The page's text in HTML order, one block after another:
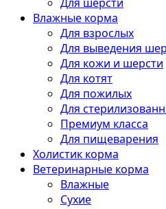
Влажные корма
Для взрослых
Для выведения
Для кожи и шерсти
Для котят
Для пожилых
Для
Премиум класса
Для пищеварения
Холистик корма
Ветеринарные корма
Влажные
Сухие